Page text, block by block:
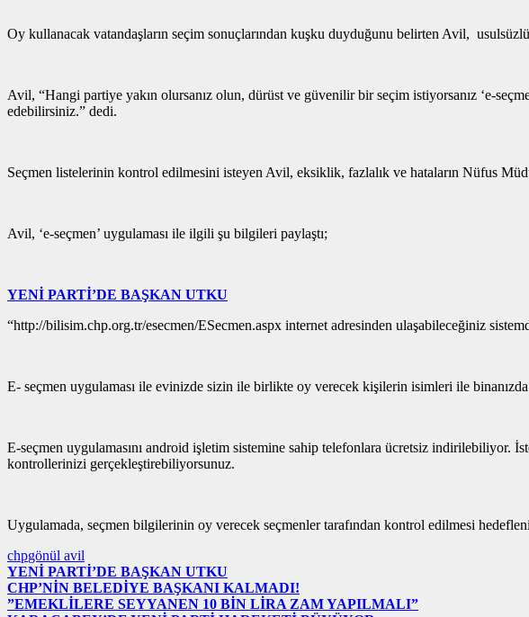
Oy kullanacak vatandaşların seçim sonuçlarından kuşku duyduğunu belirten Avil,
Avil, “Hangi partiye yakın olursanız olun, dürüst ve güvenilir bir seçim istiyorsanız ‘e-
edebilirsiniz.” dedi.
Seçmen listelerinin kontrol edilmesini isteyen Avil, eksiklik, fazlalık ve hataların Nüfus
Avil, ‘e-seçmen’ uygulaması ile ilgili şu bilgileri paylaştı;
YENİ PARTİ’DE BAŞKAN UTKU
“http://bilisim.chp.org.tr/esecmen/ESecmen.aspx internet adresinden ulaşabileceğiniz
E- seçmen uygulaması ile evinizde sizin ile birlikte oy verecek kişilerin isimleri ile
E-seçmen uygulamasını android işletim sistemine sahip telefonlara ücretsiz indirilebiliyor.
kontrollerinizi gerçekleştirebiliyorsunuz.
Uygulamada, seçmen bilgilerinin oy verecek seçmenler tarafından kontrol edilmesi
chpgönül avil
YENİ PARTİ’DE BAŞKAN UTKU
CHP’NİN BELEDİYE BAŞKANI KALMADI!
”EMEKLİLERE SEYYANEN 10 BİN LİRA ZAM YAPILMALI”